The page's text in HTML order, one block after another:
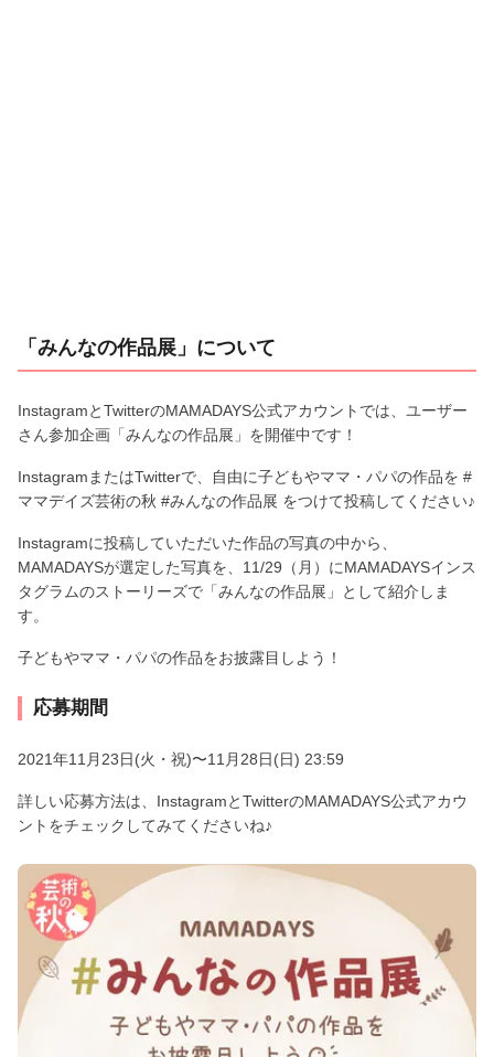
「みんなの作品展」について
InstagramとTwitterのMAMADAYS公式アカウントでは、ユーザー
さん参加企画「みんなの作品展」を開催中です！
InstagramまたはTwitterで、自由に子どもやママ・パパの作品を #
ママデイズ芸術の秋 #みんなの作品展 をつけて投稿してください♪
Instagramに投稿していただいた作品の写真の中から、
MAMADAYSが選定した写真を、11/29（月）にMAMADAYSインス
タグラムのストーリーズで「みんなの作品展」として紹介しま
す。
子どもやママ・パパの作品をお披露目しよう！
応募期間
2021年11月23日(火・祝)〜11月28日(日) 23:59
詳しい応募方法は、InstagramとTwitterのMAMADAYS公式アカウ
ントをチェックしてみてくださいね♪